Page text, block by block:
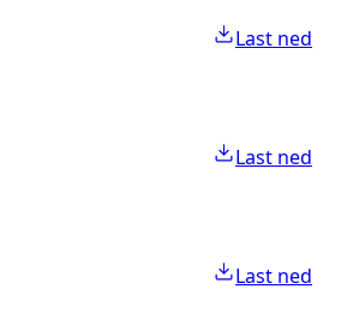
Last ned
Last ned
Last ned